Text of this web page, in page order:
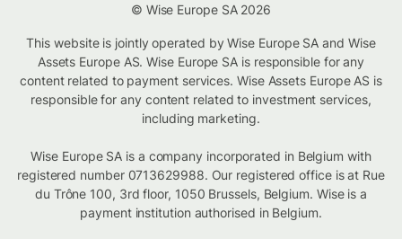
© Wise Europe SA 2026
This website is jointly operated by Wise Europe SA and Wise
Assets Europe AS. Wise Europe SA is responsible for any
content related to payment services. Wise Assets Europe AS is
responsible for any content related to investment services,
including marketing.
Wise Europe SA is a company incorporated in Belgium with
registered number 0713629988. Our registered office is at Rue
du Trône 100, 3rd floor, 1050 Brussels, Belgium. Wise is a
payment institution authorised in Belgium.